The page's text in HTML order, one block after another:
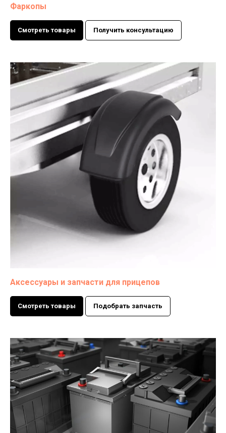
Фаркопы
Смотреть товары Получить консультацию
Аксессуары и запчасти для прицепов
Смотреть товары Подобрать запчасть